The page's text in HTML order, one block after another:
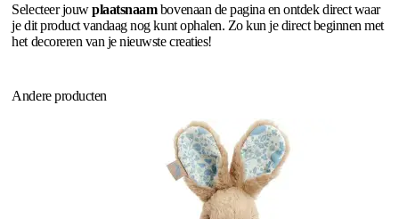
Selecteer jouwplaatsnaambovenaan de pagina en ontdek direct waar
je dit product vandaag nog kunt ophalen. Zo kun je direct beginnen met
het decoreren van je nieuwste creaties!
Andere producten